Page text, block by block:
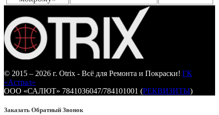
© 2015 – 2026 г. Otrix - Всё для Ремонта и Покраски! ГК
«Астрал»
ООО «САЛЮТ» 7841036047/784101001 (РЕКВИЗИТЫ)
Заказать Обратный Звонок